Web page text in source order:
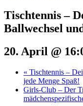
Tischtennis –
Ballwechsel
20. April @
« Tischtennis –
jede Menge Spaß!
Girls-Club – Der